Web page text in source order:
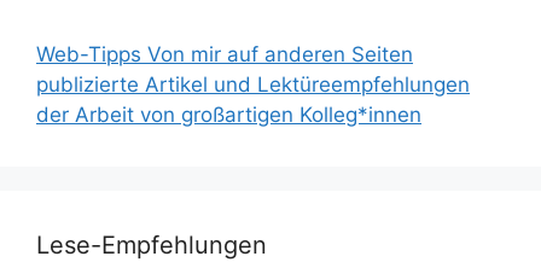
Web-Tipps Von mir auf anderen Seiten
publizierte Artikel und Lektüreempfehlungen
der Arbeit von großartigen Kolleg*innen
Lese-Empfehlungen